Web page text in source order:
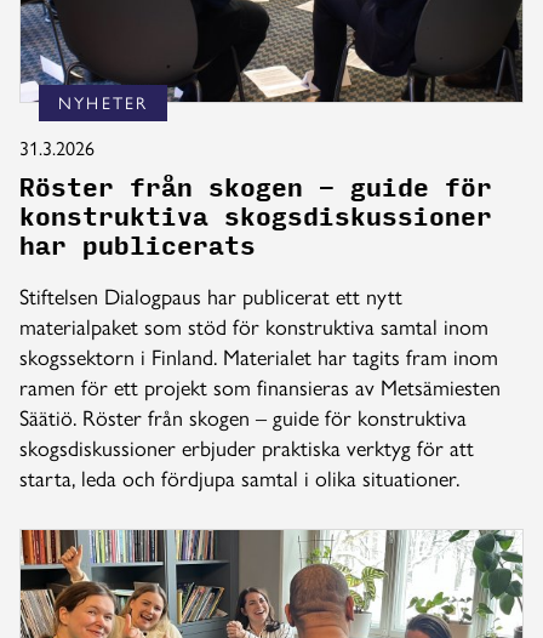
NYHETER
31.3.2026
Röster från skogen – guide för
konstruktiva skogsdiskussioner
har publicerats
Stiftelsen Dialogpaus har publicerat ett nytt
materialpaket som stöd för konstruktiva samtal inom
skogssektorn i Finland. Materialet har tagits fram inom
ramen för ett projekt som finansieras av Metsämiesten
Säätiö. Röster från skogen – guide för konstruktiva
skogsdiskussioner erbjuder praktiska verktyg för att
starta, leda och fördjupa samtal i olika situationer.